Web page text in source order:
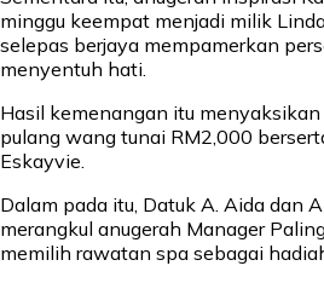
minggu keempat menjadi milik
selepas berjaya mempamerkan
menyentuh hati.
Hasil kemenangan itu
pulang wang tunai RM2,000
Eskayvie.
Dalam pada itu, Datuk A. Aida dan
merangkul anugerah Manager
memilih rawatan spa sebagai